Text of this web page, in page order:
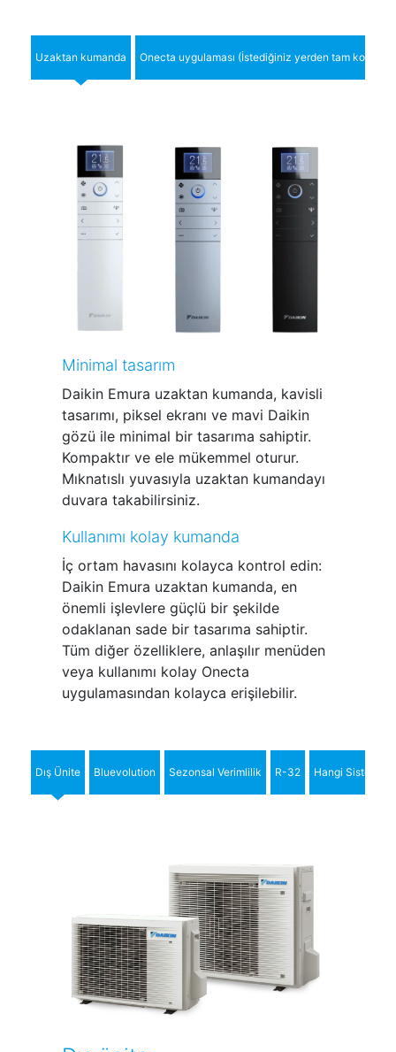
Uzaktan kumanda Onecta uygulaması (İstediğiniz yerden tam kontrol)
Minimal tasarım
Daikin Emura uzaktan kumanda, kavisli
tasarımı, piksel ekranı ve mavi Daikin
gözü ile minimal bir tasarıma sahiptir.
Kompaktır ve ele mükemmel oturur.
Mıknatıslı yuvasıyla uzaktan kumandayı
duvara takabilirsiniz.
Kullanımı kolay kumanda
İç ortam havasını kolayca kontrol edin:
Daikin Emura uzaktan kumanda, en
önemli işlevlere güçlü bir şekilde
odaklanan sade bir tasarıma sahiptir.
Tüm diğer özelliklere, anlaşılır menüden
veya kullanımı kolay Onecta
uygulamasından kolayca erişilebilir.
Dış Ünite Bluevolution Sezonsal Verimlilik R-32 Hangi Sistem?